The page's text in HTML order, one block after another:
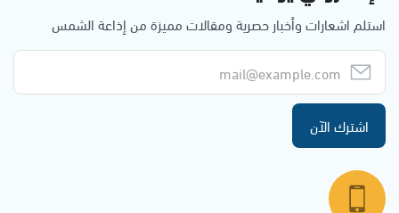
استلم اشعارات وأخبار حصرية ومقالات مميزة من إذاعة الشمس
اشترك الآن